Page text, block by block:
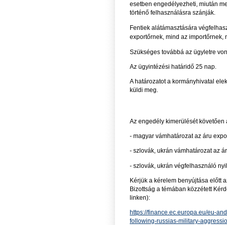
esetben engedélyezheti, miután
történő felhasználásra szánják.
Fentiek alátámasztására
exportőrnek, mind az
Szükséges továbbá az ügyletre
Az ügyintézési határidő 25 nap.
A határozatot a kormányhivatal
küldi meg.
Az engedély kimerülését
- magyar vámhatározat az áru
- szlovák, ukrán vámhatározat az
- szlovák, ukrán végfelhasználó
Kérjük a kérelem benyújtása előtt
Bizottság a témában közzétett
linken):
https://finance.ec.europa.eu/eu-
following-russias-military-